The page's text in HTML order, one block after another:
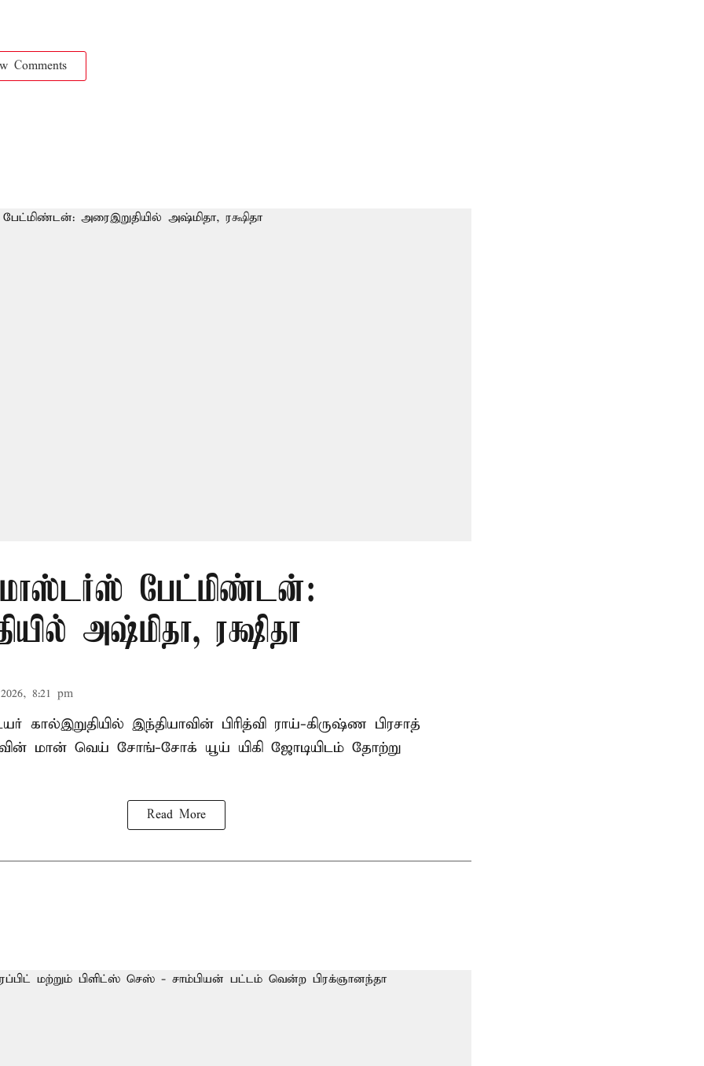
Comments
மாஸ்டர்ஸ் பேட்மிண்டன்:
அஷ்மிதா, ரக்ஷிதா
8:21 pm
இந்தியாவின் பிரித்வி ராய்-கிருஷ்ண பிரசாத்
மான் வெய் சோங்-சோக் யூய் யிகி ஜோடியிடம் தோற்று
Read More